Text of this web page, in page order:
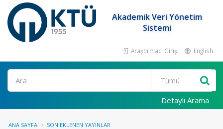
Akademik Veri Yönetim
Sistemi
Araştırmacı Girişi English
Ara
Detaylı Arama
ANA SAYFA SON EKLENEN YAYINLAR